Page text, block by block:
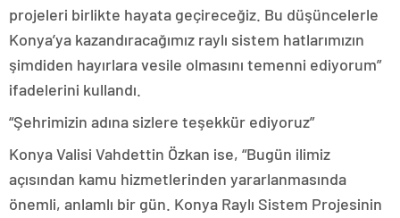
projeleri birlikte hayata geçireceğiz. Bu düşüncelerle
Konya’ya kazandıracağımız raylı sistem hatlarımızın
şimdiden hayırlara vesile olmasını temenni ediyorum”
ifadelerini kullandı.
“Şehrimizin adına sizlere teşekkür ediyoruz”
Konya Valisi Vahdettin Özkan ise, “Bugün ilimiz
açısından kamu hizmetlerinden yararlanmasında
önemli, anlamlı bir gün. Konya Raylı Sistem Projesinin